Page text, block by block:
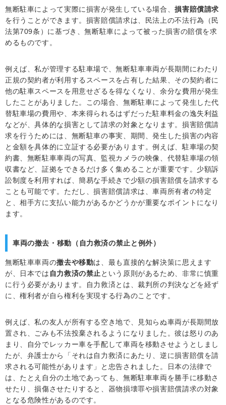
無断駐車によって実際に損害が発生している場合、損害賠償請求
を行うことができます。損害賠償請求は、民法上の不法行為（民
法第709条）に基づき、無断駐車によって被った損害の賠償を求
めるものです。
例えば、私が管理する駐車場で、無断駐車車両が長期間にわたり
正規の契約者が利用するスペースを占有した結果、その契約者に
他の駐車スペースを用意せざるを得なくなり、余分な費用が発生
したことがありました。この場合、無断駐車によって発生した代
替駐車場の費用や、本来得られるはずだった駐車料金の逸失利益
などが、具体的な損害として請求の対象となります。損害賠償請
求を行うためには、無断駐車の事実、期間、発生した損害の内容
と金額を具体的に立証する必要があります。例えば、駐車場の契
約書、無断駐車車両の写真、監視カメラの映像、代替駐車場の領
収書など、証拠をできるだけ多く集めることが重要です。少額訴
訟制度を利用すれば、簡易な手続きで少額の損害賠償を請求する
ことも可能です。ただし、損害賠償請求は、車両所有者の特定
と、相手方に支払い能力があるかどうかが重要なポイントになり
ます。
車両の撤去・移動（自力救済の禁止と例外）
無断駐車車両の撤去や移動は、最も直接的な解決策に思えます
が、日本では 自力救済の禁止 という原則があるため、非常に慎重
に行う必要があります。自力救済とは、裁判所の判決などを経ず
に、権利者が自ら権利を実現する行為のことです。
例えば、私の友人が所有する空き地で、見知らぬ車両が長期間放
置され、ごみも不法投棄されるようになりました。彼は怒りのあ
まり、自分でレッカー車を手配して車両を移動させようとしまし
たが、弁護士から「それは自力救済にあたり、逆に損害賠償を請
求される可能性があります」と忠告されました。日本の法律で
は、たとえ自分の土地であっても、無断駐車車両を勝手に移動さ
せたり、損傷させたりすると、器物損壊罪や損害賠償請求の対象
となる危険性があるのです。